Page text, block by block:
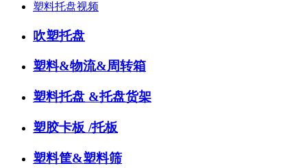
塑料托盘视频
吹塑托盘
塑料&物流&周转箱
塑料托盘 &托盘货架
塑胶卡板 /托板
塑料筐&塑料筛